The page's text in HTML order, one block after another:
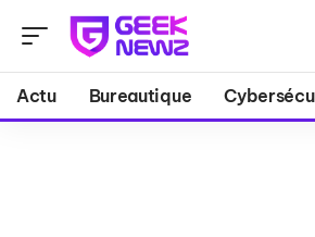
Actu Bureautique